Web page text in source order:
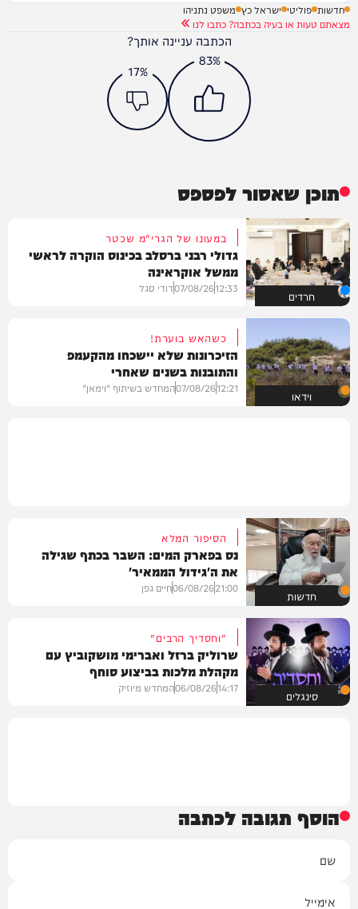
חדשות פוליטי ישראל כץ משפט נתניהו
מצאתם טעות או בעיה בכתבה? כתבו לנו
הכתבה עניינה אותך?
83%
17%
תוכן שאסור לפספס
חרדים
במעונו של הגרי"מ שכטר
גדולי רבני ברסלב בכינוס הוקרה לראשי
ממשל אוקראינה
12:33
07/08/26דודי סגל
וידאו
כשהאש בוערת!
הזיכרונות שלא יישכחו מהקעמפ
והתובנות בשנים שאחרי
12:21
07/08/26המחדש בשיתוף "וימאן"
חדשות
הסיפור המלא
נס בפארק המים: השבר בכתף שגילה
את ה'גידול הממאיר'
21:00
06/08/26חיים גפן
סינגלים
"וחסדיך הרבים"
שרוליק ברזל ואברימי מושקוביץ עם
מקהלת מלכות בביצוע סוחף
14:17
06/08/26המחדש מיוזיק
הוסף תגובה לכתבה